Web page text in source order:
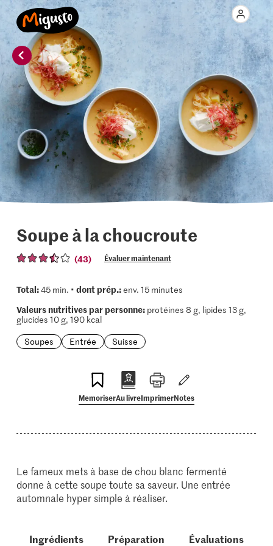
Soupe à la choucroute
(43) Évaluer maintenant
Total:45 min. • dont prép.:env. 15 minutes
Valeurs nutritives par personne:protéines 8 g, lipides 13 g,
glucides 10 g, 190 kcal
Soupes
Entrée Suisse
MemoriserAu livreImprimerNotes
Le fameux mets à base de chou blanc fermenté
donne à cette soupe toute sa saveur. Une entrée
automnale hyper simple à réaliser.
Ingrédients Préparation Évaluations